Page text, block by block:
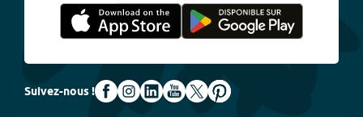
Suivez-nous !